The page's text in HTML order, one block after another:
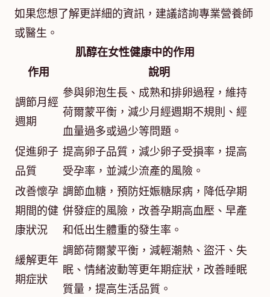
如果您想了解更詳細的資訊，建議諮詢專業營養師
或醫生。
肌醇在女性健康中的作用
作用
說明
調節月經
週期
參與卵泡生長、成熟和排卵過程，維持
荷爾蒙平衡，減少月經週期不規則、經
血量過多或過少等問題。
促進卵子
品質
提高卵子品質，減少卵子受損率，提高
受孕率，並減少流產的風險。
改善懷孕
期間的健
康狀況
調節血糖，預防妊娠糖尿病，降低孕期
併發症的風險，改善孕期高血壓、早產
和低出生體重的發生率。
緩解更年
期症狀
調節荷爾蒙平衡，減輕潮熱、盜汗、失
眠、情緒波動等更年期症狀，改善睡眠
質量，提高生活品質。